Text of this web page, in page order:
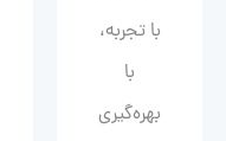
با تجربه،
با
بهره‌گیری